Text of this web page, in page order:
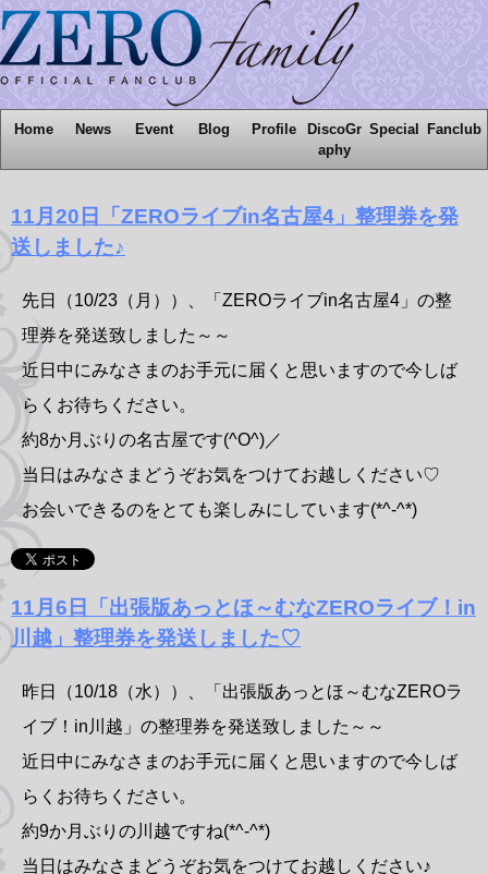
Home News Event Blog Profile
DiscoGr
aphy
Special Fanclub
11月20日「ZEROライブin名古屋4」整理券を発
送しました♪
先日（10/23（月））、「ZEROライブin名古屋4」の整
理券を発送致しました～～
近日中にみなさまのお手元に届くと思いますので今しば
らくお待ちください。
約8か月ぶりの名古屋です(^O^)／
当日はみなさまどうぞお気をつけてお越しください♡
お会いできるのをとても楽しみにしています(*^-^*)
11月6日「出張版あっとほ～むなZEROライブ！in
川越」整理券を発送しました♡
昨日（10/18（水））、「出張版あっとほ～むなZEROラ
イブ！in川越」の整理券を発送致しました～～
近日中にみなさまのお手元に届くと思いますので今しば
らくお待ちください。
約9か月ぶりの川越ですね(*^-^*)
当日はみなさまどうぞお気をつけてお越しください♪